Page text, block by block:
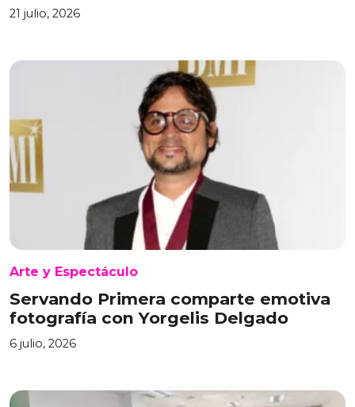
21 julio, 2026
Arte y Espectáculo
Servando Primera comparte emotiva
fotografía con Yorgelis Delgado
6 julio, 2026